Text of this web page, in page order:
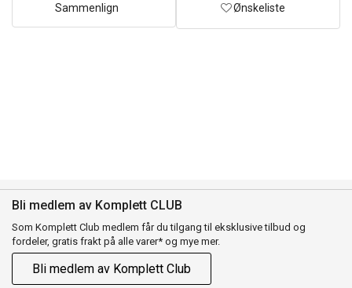
Sammenlign Ønskeliste
Bli medlem av Komplett CLUB
Som Komplett Club medlem får du tilgang til eksklusive tilbud og
fordeler, gratis frakt på alle varer* og mye mer.
Bli medlem av Komplett Club